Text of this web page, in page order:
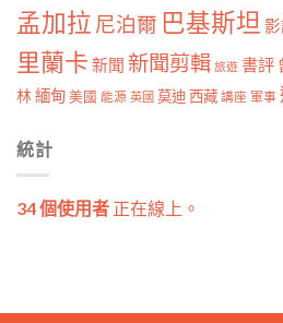
孟加拉 尼泊爾 巴基斯坦
里蘭卡 新聞 新聞剪輯 旅遊 書評
林 緬甸 美國 能源 英國 莫迪 西藏 講座 軍事
統計
34 個使用者 正在線上。